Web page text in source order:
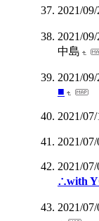
2021/
2021/
中島
2021/
■
2021/
2021/
2021/
∴with
2021/